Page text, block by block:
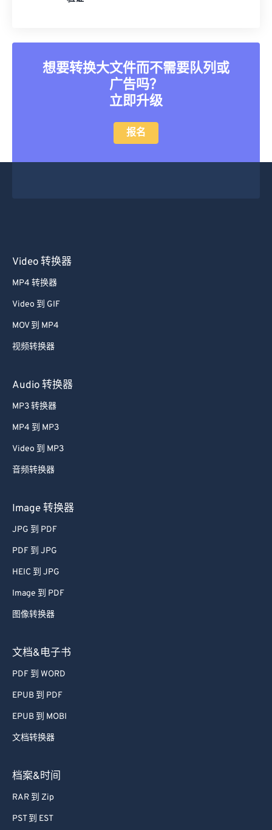
想要转换大文件而不需要队列或
广告吗？
立即升级
报名
Video 转换器
MP4 转换器
Video 到 GIF
MOV 到 MP4
视频转换器
Audio 转换器
MP3 转换器
MP4 到 MP3
Video 到 MP3
音频转换器
Image 转换器
JPG 到 PDF
PDF 到 JPG
HEIC 到 JPG
Image 到 PDF
图像转换器
文档&电子书
PDF 到 WORD
EPUB 到 PDF
EPUB 到 MOBI
文档转换器
档案&时间
RAR 到 Zip
PST 到 EST